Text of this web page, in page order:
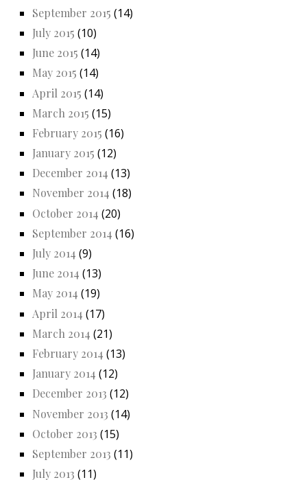
September 2015 (14)
July 2015 (10)
June 2015 (14)
May 2015 (14)
April 2015 (14)
March 2015 (15)
February 2015 (16)
January 2015 (12)
December 2014 (13)
November 2014 (18)
October 2014 (20)
September 2014 (16)
July 2014 (9)
June 2014 (13)
May 2014 (19)
April 2014 (17)
March 2014 (21)
February 2014 (13)
January 2014 (12)
December 2013 (12)
November 2013 (14)
October 2013 (15)
September 2013 (11)
July 2013 (11)